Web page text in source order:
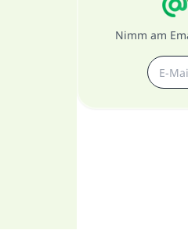
Nimm am